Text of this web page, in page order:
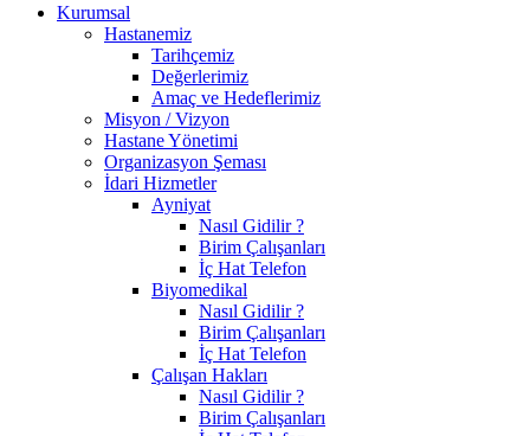
Kurumsal
Hastanemiz
Tarihçemiz
Değerlerimiz
Amaç ve Hedeflerimiz
Misyon / Vizyon
Hastane Yönetimi
Organizasyon Şeması
İdari Hizmetler
Ayniyat
Nasıl Gidilir ?
Birim Çalışanları
İç Hat Telefon
Biyomedikal
Nasıl Gidilir ?
Birim Çalışanları
İç Hat Telefon
Çalışan Hakları
Nasıl Gidilir ?
Birim Çalışanları